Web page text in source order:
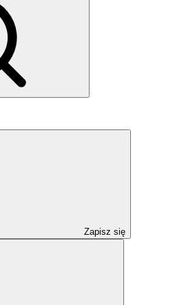
Zapisz się